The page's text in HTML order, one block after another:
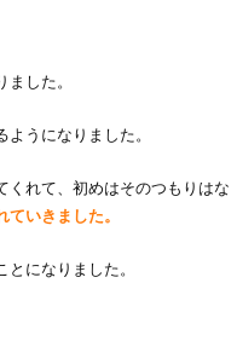
した。
うになりました。
くれて、初めはそのつもりはな
いきました。
になりました。